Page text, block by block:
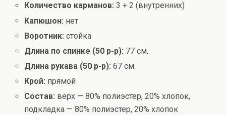
Количество карманов:3 + 2 (внутренних)
Капюшон: нет
Воротник:стойка
Длина по спинке (50 р-р): 77 см.
Длина рукава (50 р-р):67 см.
Крой: прямой
Состав: верх — 80% полиэстер, 20% хлопок,
подкладка — 80% полиэстер, 20% хлопок